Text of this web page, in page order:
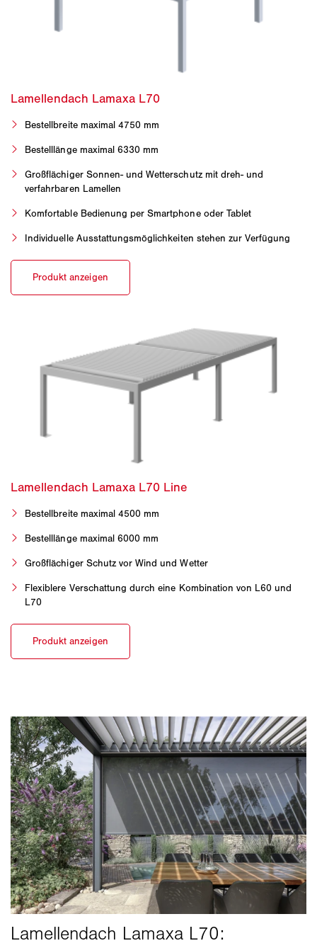
Bestellbreite maximal 4750 mm
Bestelllänge maximal 6330 mm
Großflächiger Sonnen- und Wetterschutz mit dreh- und
verfahrbaren Lamellen
Komfortable Bedienung per Smartphone oder Tablet
Individuelle Ausstattungsmöglichkeiten stehen zur Verfügung
Bestellbreite maximal 4500 mm
Bestelllänge maximal 6000 mm
Großflächiger Schutz vor Wind und Wetter
Flexiblere Verschattung durch eine Kombination von L60 und
L70